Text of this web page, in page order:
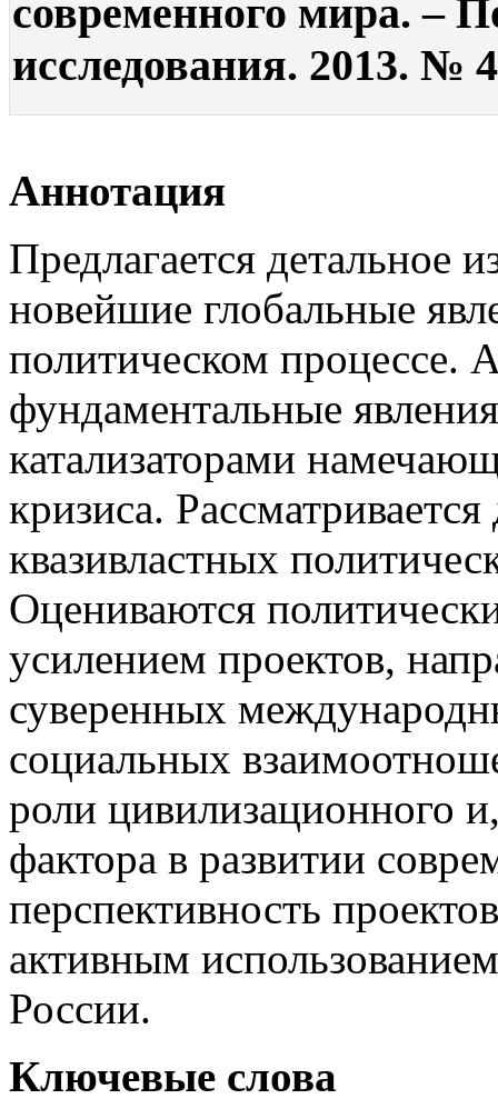
современного мира. –
исследования. 2013. №
Аннотация
Предлагается детальное
новейшие глобальные
политическом процессе.
фундаментальные
катализаторами
кризиса.
квазивластных
Оцениваются
усилением проектов,
суверенных
социальных
роли цивилизационного
фактора в развитии
перспективность
активным
России.
Ключевые слова